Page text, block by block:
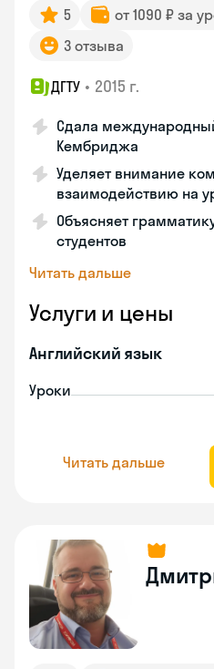
5 от 1090 ₽ за
3 отзыва
ДГТУ • 2015 г.
Сдала
Кембриджа
Уделяет внимание
взаимодействию на
Объясняет
студентов
Читать дальше
Услуги и цены
Английский язык
Уроки
Читать дальше